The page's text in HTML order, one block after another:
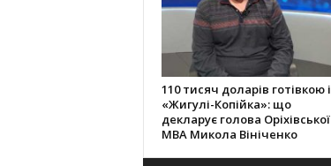
110 тисяч доларів готівкою і
«Жигулі-Копійка»: що
декларує голова Оріхівської
МВА Микола Вініченко